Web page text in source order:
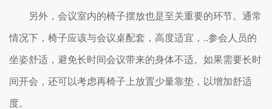
另外，会议室内的椅子摆放也是至关重要的环节。通常
情况下，椅子应该与会议桌配套，高度适宜，..参会人员的
坐姿舒适，避免长时间会议带来的身体不适。如果需要长时
间开会，还可以考虑再椅子上放置少量靠垫，以增加舒适
度。